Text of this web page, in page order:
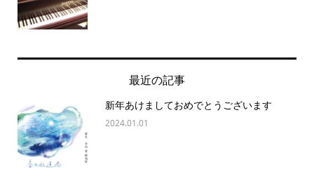
最近の記事
新年あけましておめでとうございます
2024.01.01